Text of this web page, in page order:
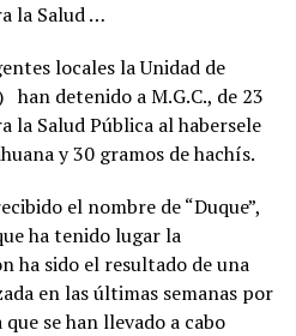
la Salud …
locales la Unidad de
han detenido a M.G.C., de 23
la Salud Pública al habersele
y 30 gramos de hachís.
el nombre de “Duque”,
ha tenido lugar la
ha sido el resultado de una
en las últimas semanas por
se han llevado a cabo